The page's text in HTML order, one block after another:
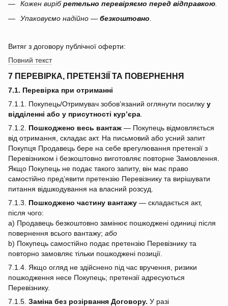
Кожен вирібретельно перевіряємо перед відправкою.
Упаковуємо надійно — безкоштовно
Витяг з договору публічної оферти:
Повний текст
7 ПЕРЕВІРКА, ПРЕТЕНЗІЇ ТА ПОВЕРНЕННЯ
7.1. Перевірка при отриманні
7.1.1. Покупець/Отримувач зобов’язаний оглянути посилку у
відділенні або у присутності кур’єра
7.1.2. Пошкоджено весь вантаж — Покупець відмовляється
від отримання, складає акт. На письмовий або усний запит
Покупця Продавець бере на себе врегулювання претензії з
Перевізником і безкоштовно виготовляє повторне Замовлення.
Якщо Покупець не подає такого запиту, він має право
самостійно пред’явити претензію Перевізнику та вирішувати
питання відшкодування на власний розсуд.
7.1.3. Пошкоджено частину вантажу — складається акт,
після чого:
a) Продавець безкоштовно замінює пошкоджені одиниці після
повернення всього вантажу; або
b) Покупець самостійно подає претензію Перевізнику та
повторно замовляє тільки пошкоджені позиції.
7.1.4. Якщо огляд не здійснено під час вручення, ризики
пошкодження несе Покупець; претензії адресуються
Перевізнику.
7.1.5. Заміна без розірвання Договору. У разі